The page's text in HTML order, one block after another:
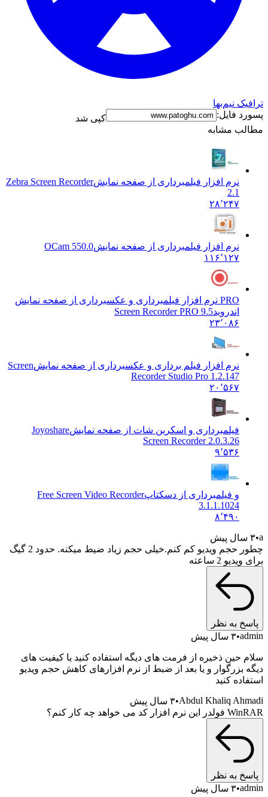
ترافیک نیم‌بها
پسورد فایل:
کپی شد
مطالب مشابه
نرم افزار فیلمبرداری از صفحه نمایشZebra Screen Recorder
2.1
۲۸٬۲۴۷
نرم افزار فیلمبرداری از صفحه نمایشOCam 550.0
۱۱۶٬۱۲۷
PRO نرم افزار فیلمبرداری و عکسبرداری از صفحه نمایش
اندرویدScreen Recorder PRO 9.5
۲۳٬۰۸۶
نرم افزار فیلم برداری و عکسبرداری از صفحه نمایشScreen
Recorder Studio Pro 1.2.147
۲۰٬۵۶۷
فیلمبرداری و اسکرین شات از صفحه نمایشJoyoshare
Screen Recorder 2.0.3.26
۹٬۵۳۶
و فیلمبرداری از دسکتاپFree Screen Video Recorder
3.1.1.1024
۸٬۴۹۰
a ۳ سال پیش
چطور حجم ویدیو کم کنم.خیلی حجم زیاد ضیط میکنه. حدود 2 گیگ
برای ویدیو 2 ساعته
پاسخ به نظر
admin ۳ سال پیش
سلام حین ذخیره از فرمت های دیگه استفاده کنید یا کیفیت های
دیگه بزرگوار و یا بعد از ضبط از نرم افزارهای کاهش حجم ویدیو
استفاده کنید
Abdul Khaliq Ahmadi ۳ سال پیش
WinRAR فولدر این نرم افزار کد می خواهد چه کار کنم؟
پاسخ به نظر
admin ۳ سال پیش